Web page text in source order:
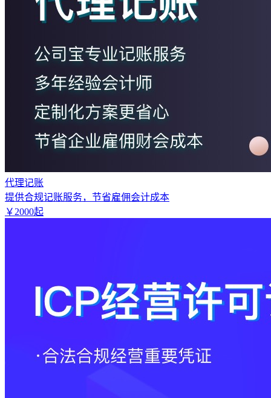
代理记账
提供合规记账服务，节省雇佣会计成本
￥ 2000起